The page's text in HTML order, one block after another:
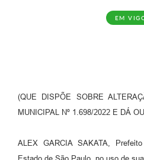
EM
(QUE DISPÕE SOBRE
MUNICIPAL Nº 1.698/2022 E DÁ
ALEX GARCIA SAKATA,